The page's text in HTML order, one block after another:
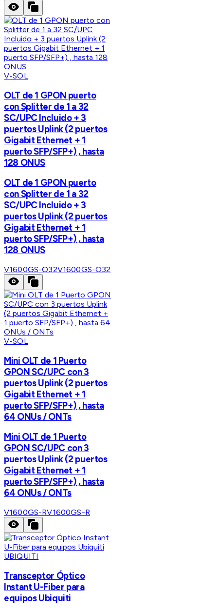
V-SOL
OLT de 1 GPON puerto
con Splitter de 1 a 32
SC/UPC Incluido + 3
puertos Uplink (2 puertos
Gigabit Ethernet + 1
puerto SFP/SFP+) , hasta
128 ONUS
OLT de 1 GPON puerto
con Splitter de 1 a 32
SC/UPC Incluido + 3
puertos Uplink (2 puertos
Gigabit Ethernet + 1
puerto SFP/SFP+) , hasta
128 ONUS
V1600GS-O32V1600GS-O32
V-SOL
Mini OLT de 1 Puerto
GPON SC/UPC con 3
puertos Uplink (2 puertos
Gigabit Ethernet + 1
puerto SFP/SFP+) , hasta
64 ONUs / ONTs
Mini OLT de 1 Puerto
GPON SC/UPC con 3
puertos Uplink (2 puertos
Gigabit Ethernet + 1
puerto SFP/SFP+) , hasta
64 ONUs / ONTs
V1600GS-RV1600GS-R
UBIQUITI
Transceptor Óptico
Instant U-Fiber para
equipos Ubiquiti